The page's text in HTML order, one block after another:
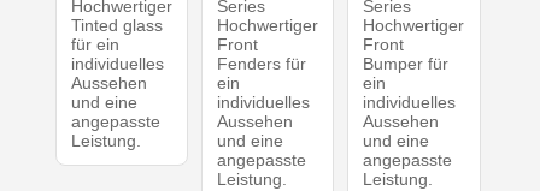
Hochwertiger
Tinted glass
für ein
individuelles
Aussehen
und eine
angepasste
Leistung.
Series
Hochwertiger
Front
Fenders für
ein
individuelles
Aussehen
und eine
angepasste
Leistung.
Series
Hochwertiger
Front
Bumper für
ein
individuelles
Aussehen
und eine
angepasste
Leistung.